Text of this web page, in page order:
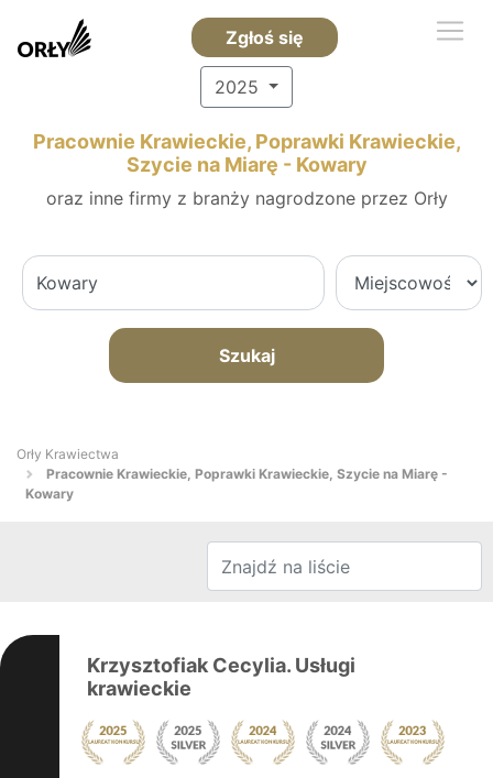
Zgłoś się
2025
Pracownie Krawieckie, Poprawki Krawieckie,
Szycie na Miarę - Kowary
oraz inne firmy z branży nagrodzone przez Orły
Szukaj
Orły Krawiectwa
Pracownie Krawieckie, Poprawki Krawieckie, Szycie na Miarę -
Kowary
Krzysztofiak Cecylia. Usługi
krawieckie